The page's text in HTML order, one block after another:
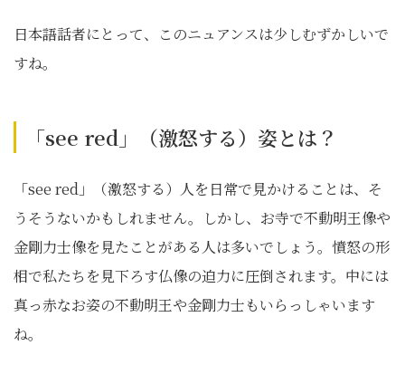
日本語話者にとって、このニュアンスは少しむずかしいで
すね。
「see red」（激怒する）姿とは？
「see red」（激怒する）人を日常で見かけることは、そ
うそうないかもしれません。しかし、お寺で不動明王像や
金剛力士像を見たことがある人は多いでしょう。憤怒の形
相で私たちを見下ろす仏像の迫力に圧倒されます。中には
真っ赤なお姿の不動明王や金剛力士もいらっしゃいます
ね。